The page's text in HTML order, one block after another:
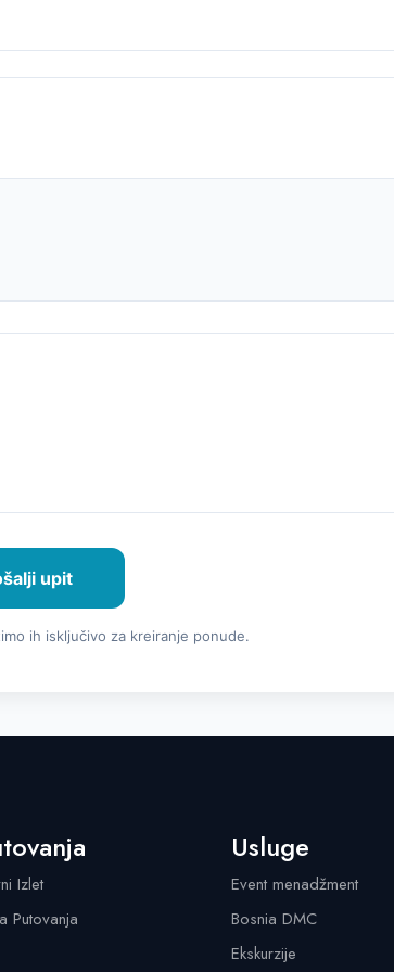
upit
ih isključivo za kreiranje ponude.
Izlet
Putovanja
Usluge
Event menadžment
Bosnia DMC
Ekskurzije